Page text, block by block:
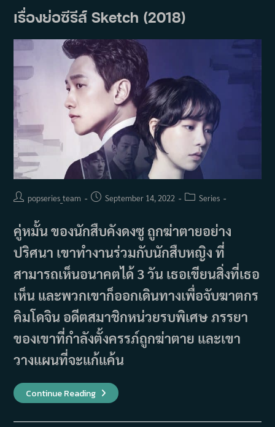
Land
ณ
ที่
ดวงดาว
บรรจบ
(2018)
เรื่องย่อซีรีส์ Sketch (2018)
Postpopseries_team
PostSeptember 14, 2022
PostSeries
คู่หมั้น ของนักสืบคังดงซู ถูกฆ่าตายอย่าง
ปริศนา เขาทำงานร่วมกับนักสืบหญิง ที่
สามารถเห็นอนาคตได้ 3 วัน เธอเขียนสิ่งที่เธอ
เห็น และพวกเขาก็ออกเดินทางเพื่อจับฆาตกร
คิมโดจิน อดีตสมาชิกหน่วยรบพิเศษ ภรรยา
ของเขาที่กำลังตั้งครรภ์ถูกฆ่าตาย และเขา
วางแผนที่จะแก้แค้น
Continue Readingเรื่อง
ย่อ